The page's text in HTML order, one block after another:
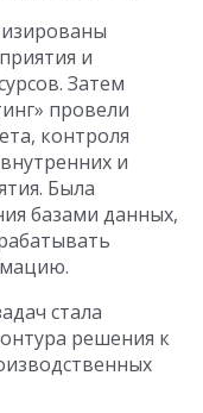
и
Затем
провели
контроля
и
Была
базами данных,
стала
решения к